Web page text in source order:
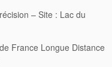
– Site : Lac du
France Longue Distance